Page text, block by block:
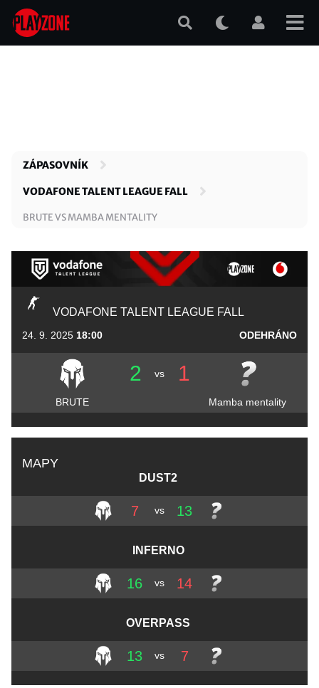
Přejít
hlavnímu
ZÁPASOVNÍK
VODAFONE TALENT LEAGUE FALL
BRUTE VS MAMBA MENTALITY
VODAFONE TALENT LEAGUE FALL
24. 9. 2025 18:00 ODEHRÁNO
2 vs 1
BRUTE Mamba mentality
MAPY
DUST2
7 vs 13
INFERNO
16 vs 14
OVERPASS
13 vs 7